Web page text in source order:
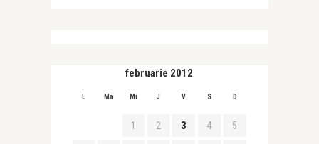
februarie 2012
L Ma Mi J V S D
1 2 3 4 5